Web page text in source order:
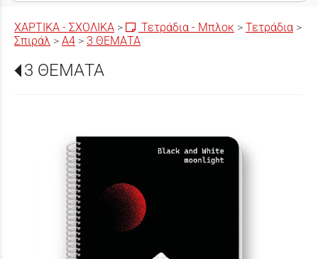
ΧΑΡΤΙΚΑ - ΣΧΟΛΙΚΑ > Τετράδια - Μπλοκ > Τετράδια >
Σπιράλ > Α4 > 3 ΘΕΜΑΤΑ
3 ΘΕΜΑΤΑ